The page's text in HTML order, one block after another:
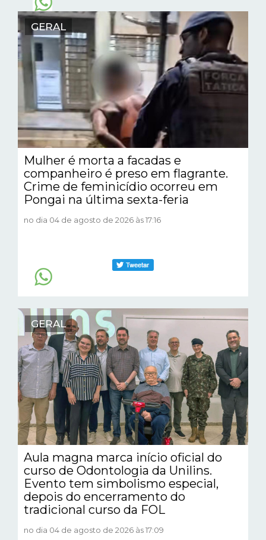
GERAL
Mulher é morta a facadas e
companheiro é preso em flagrante.
Crime de feminicídio ocorreu em
Pongai na última sexta-feria
no dia 04 de agosto de 2026 às 17:16
GERAL
Aula magna marca início oficial do
curso de Odontologia da Unilins.
Evento tem simbolismo especial,
depois do encerramento do
tradicional curso da FOL
no dia 04 de agosto de 2026 às 17:09